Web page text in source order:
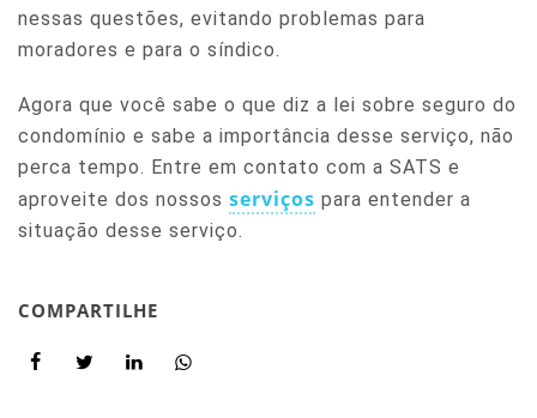
nessas questões, evitando problemas para
moradores e para o síndico.
Agora que você sabe o que diz a lei sobre seguro do
condomínio e sabe a importância desse serviço, não
perca tempo. Entre em contato com a SATS e
aproveite dos nossos serviços para entender a
situação desse serviço.
COMPARTILHE